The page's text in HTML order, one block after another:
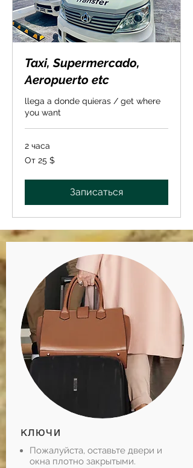
Taxi, Supermercado,
Aeropuerto etc
llega a donde quieras / get where
you want
2 часа
От
25
От 25 $
Записаться
ключи
Пожалуйста, оставьте двери и
окна плотно закрытыми.